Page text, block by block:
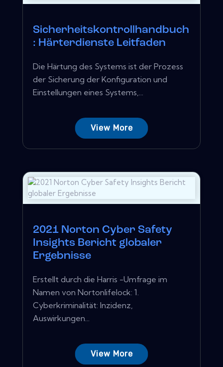
Sicherheitskontrollhandbuch
: Härterdienste Leitfaden
Die Härtung des Systems ist der Prozess
der Sicherung der Konfiguration und
Einstellungen eines Systems,...
View More
2021 Norton Cyber ​​Safety
Insights Bericht globaler
Ergebnisse
Erstellt durch die Harris -Umfrage im
Namen von Nortonlifelock: 1.
Cyberkriminalität: Inzidenz,
Auswirkungen...
View More